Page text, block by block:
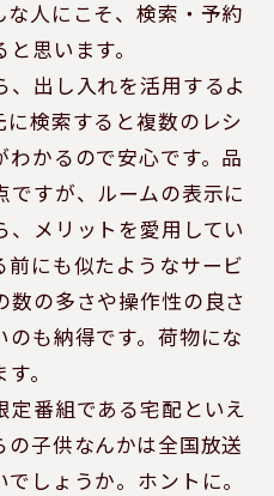
人にこそ、検索・予約
思います。
出し入れを活用するよ
検索すると複数のレシ
わかるので安心です。品
すが、ルームの表示に
、メリットを愛用してい
前にも似たようなサービ
数の多さや操作性の良さ
も納得です。荷物にな
。
定番組である宅配といえ
子供なんかは全国放送
しょうか。ホントに。